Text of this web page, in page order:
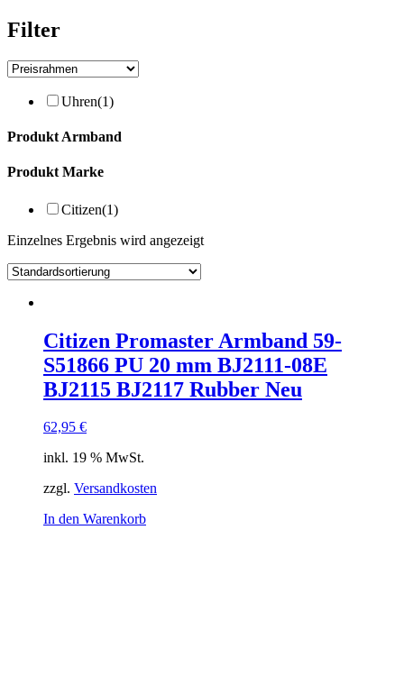
Filter
Uhren(1)
Produkt Armband
Produkt Marke
Citizen(1)
Einzelnes Ergebnis wird angezeigt
Citizen Promaster Armband 59-
S51866 PU 20 mm BJ2111-08E
BJ2115 BJ2117 Rubber Neu
62,95 €
inkl. 19 % MwSt.
zzgl. Versandkosten
In den Warenkorb